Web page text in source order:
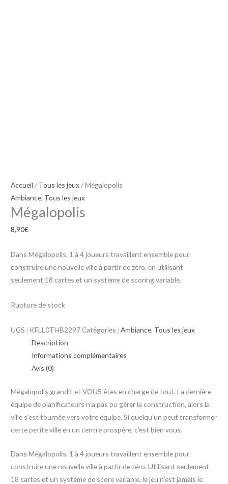
Accueil / Tous les jeux/ Mégalopolis
Ambiance, Tous les jeux
Mégalopolis
8,90€
Dans Mégalopolis, 1 à 4 joueurs travaillent ensemble pour
construire une nouvelle ville à partir de zéro, en utilisant
seulement 18 cartes et un système de scoring variable.
Rupture de stock
UGS : KFLL0THB2297 Catégories :Ambiance, Tous les jeux
Description
Informations complémentaires
Avis (0)
Mégalopolis grandit et VOUS êtes en charge de tout. La dernière
équipe de planificateurs n’a pas pu gérer la construction, alors la
ville s’est tournée vers votre équipe. Si quelqu’un peut transformer
cette petite ville en un centre prospère, c’est bien vous.
Dans Mégalopolis, 1 à 4 joueurs travaillent ensemble pour
construire une nouvelle ville à partir de zéro. Utilisant seulement
18 cartes et un système de score variable, le jeu n’est jamais le